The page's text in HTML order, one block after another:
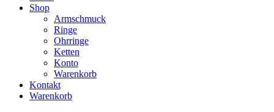
Shop
Armschmuck
Ringe
Ohrringe
Ketten
Konto
Warenkorb
Kontakt
Warenkorb